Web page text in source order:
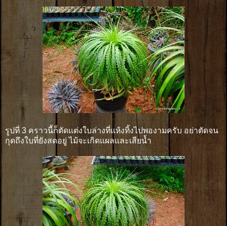
รูปที่ 3 คราวนี้ก็ตัดเเต่งใบล่างที่แห้งทิ้งไปพองามครับ อย่าตัดจน
กุดถึงใบที่ยังสดอยู่ ไม้จะเกิดเเผลและเสียน้ำ